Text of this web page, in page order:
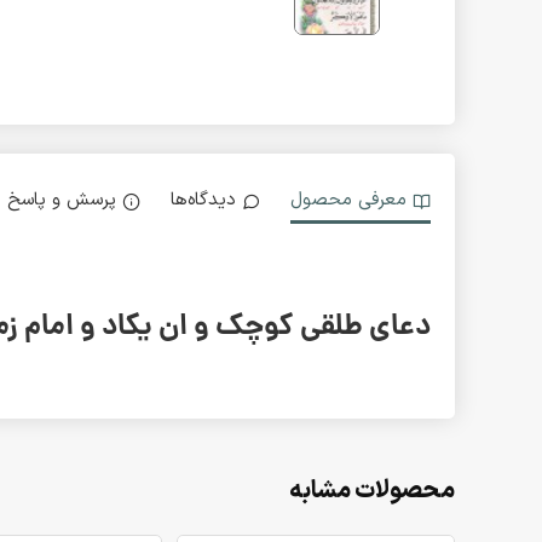
معرفی محصول دیدگاه‌ها پرسش و پاسخ
دعای طلقی کوچک و ان یکاد و امام
محصولات مشابه